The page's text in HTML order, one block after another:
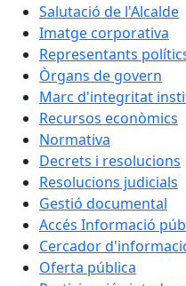
Salutació de l'Alcalde
Imatge corporativa
Representants
Òrgans de govern
Marc d'integritat
Recursos econòmics
Normativa
Decrets i resolucions
Resolucions judicials
Gestió documental
Accés Informació
Cercador
Oferta pública